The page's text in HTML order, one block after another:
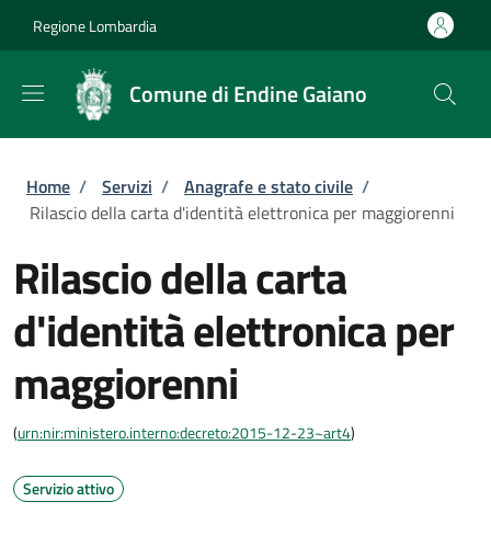
Regione Lombardia
Comune di Endine Gaiano
Briciole di pane
Home / Servizi / Anagrafe e stato civile /
Rilascio della carta d'identità elettronica per maggiorenni
Rilascio della carta
d'identità elettronica per
maggiorenni
(urn:nir:ministero.interno:decreto:2015-12-23~art4)
Servizio attivo